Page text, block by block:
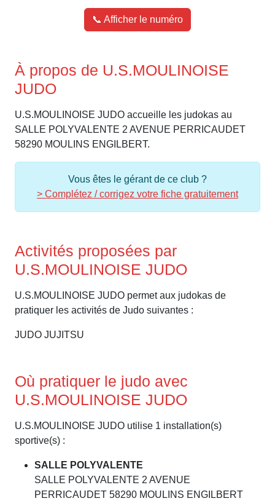
📞 Afficher le numéro
À propos de U.S.MOULINOISE
JUDO
U.S.MOULINOISE JUDO accueille les judokas au
SALLE POLYVALENTE 2 AVENUE PERRICAUDET
58290 MOULINS ENGILBERT.
Vous êtes le gérant de ce club ?
> Complétez / corrigez votre fiche gratuitement
Activités proposées par
U.S.MOULINOISE JUDO
U.S.MOULINOISE JUDO permet aux judokas de
pratiquer les activités de Judo suivantes :
JUDO JUJITSU
Où pratiquer le judo avec
U.S.MOULINOISE JUDO
U.S.MOULINOISE JUDO utilise 1 installation(s)
sportive(s) :
SALLE POLYVALENTE
SALLE POLYVALENTE 2 AVENUE
PERRICAUDET 58290 MOULINS ENGILBERT